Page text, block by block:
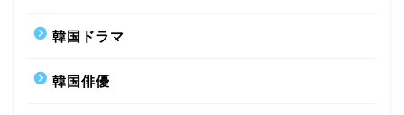
韓国ドラマ
韓国俳優